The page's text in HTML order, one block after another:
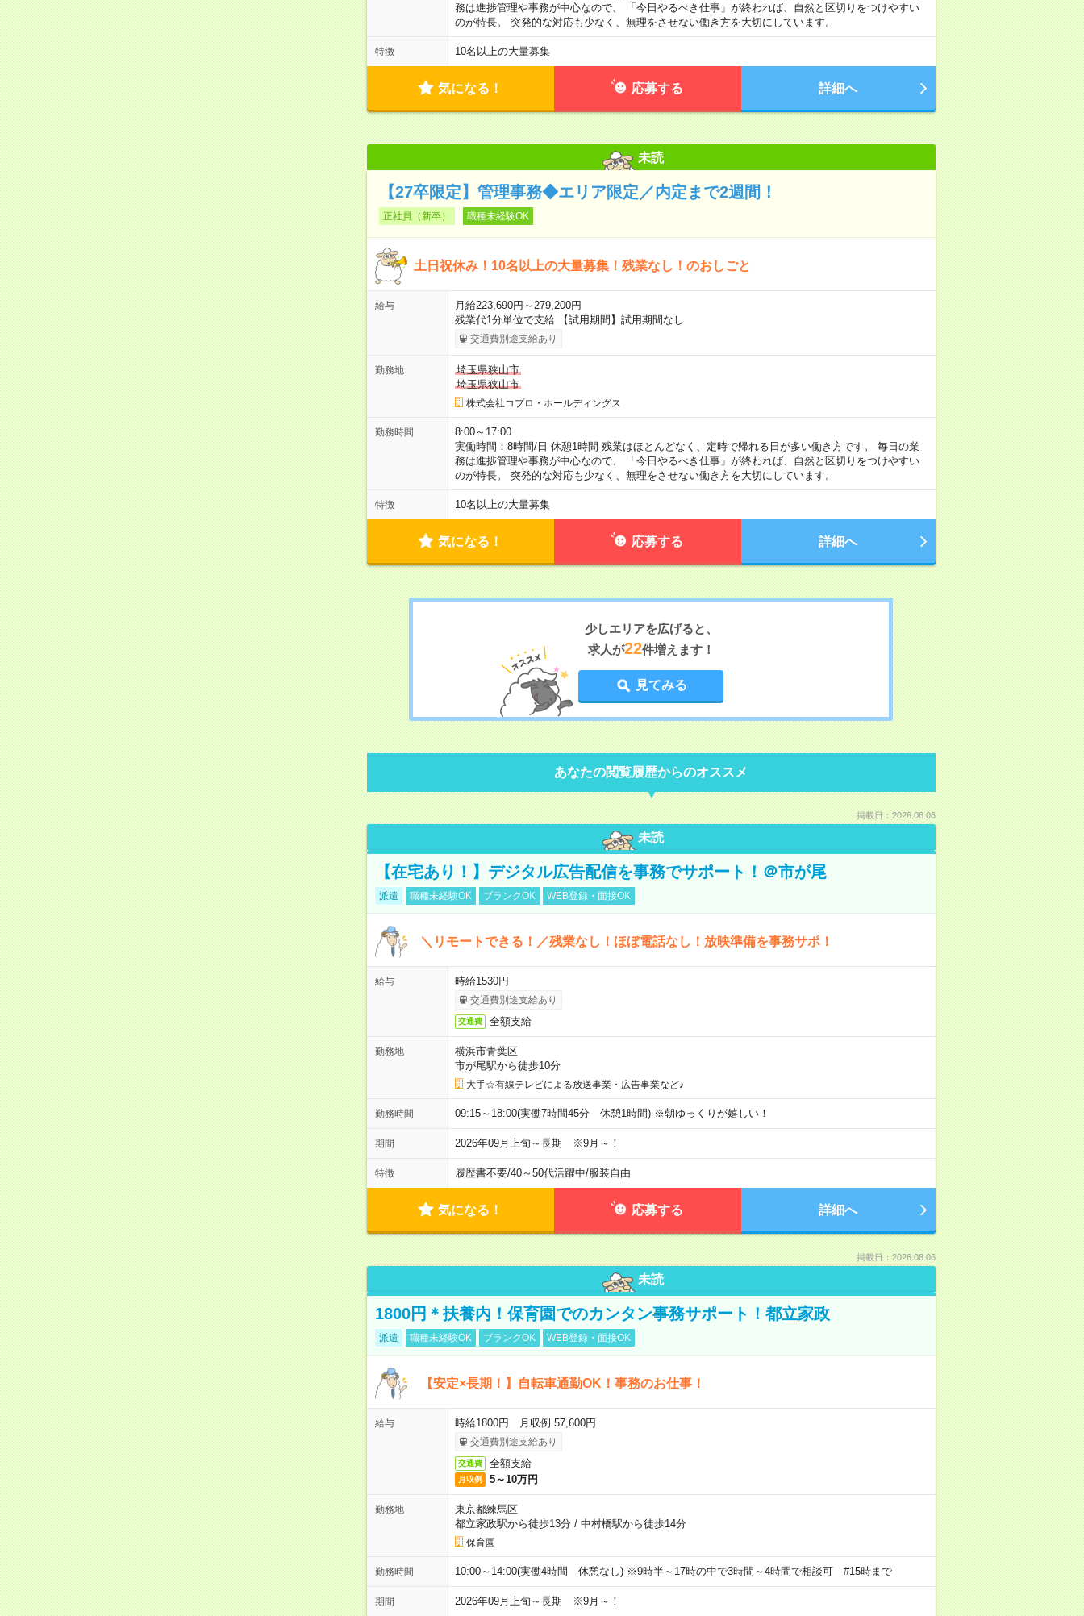
務は進捗管理や事務が中心なので、 「今日やるべき仕事」が終われば、自然と区切りをつけやすい
のが特長。 突発的な対応も少なく、無理をさせない働き方を大切にしています。
特徴 10名以上の大量募集
気になる！ 応募する 詳細へ
未読
【27卒限定】管理事務◆エリア限定／内定まで2週間！
正社員（新卒） 職種未経験OK
土日祝休み！10名以上の大量募集！残業なし！のおしごと
給与
月給223,690円～279,200円
残業代1分単位で支給 【試用期間】試用期間なし
交通費別途支給あり
勤務地
埼玉県狭山市
埼玉県狭山市
株式会社コプロ・ホールディングス
勤務時間
8:00～17:00
実働時間：8時間/日 休憩1時間 残業はほとんどなく、定時で帰れる日が多い働き方です。 毎日の業
務は進捗管理や事務が中心なので、 「今日やるべき仕事」が終われば、自然と区切りをつけやすい
のが特長。 突発的な対応も少なく、無理をさせない働き方を大切にしています。
特徴 10名以上の大量募集
気になる！ 応募する 詳細へ
少しエリアを広げると、
求人が22件増えます！
見てみる
あなたの閲覧履歴からのオススメ
掲載日：2026.08.06
未読
【在宅あり！】デジタル広告配信を事務でサポート！＠市が尾
派遣 職種未経験OK ブランクOK WEB登録・面接OK
＼リモートできる！／残業なし！ほぼ電話なし！放映準備を事務サポ！
給与 時給1530円
交通費別途支給あり
交通費 全額支給
勤務地
横浜市青葉区
市が尾駅から徒歩10分
大手☆有線テレビによる放送事業・広告事業など♪
勤務時間 09:15～18:00(実働7時間45分 休憩1時間) ※朝ゆっくりが嬉しい！
期間 2026年09月上旬～長期 ※9月～！
特徴 履歴書不要/40～50代活躍中/服装自由
気になる！ 応募する 詳細へ
掲載日：2026.08.06
未読
1800円＊扶養内！保育園でのカンタン事務サポート！都立家政
派遣 職種未経験OK ブランクOK WEB登録・面接OK
【安定×長期！】自転車通勤OK！事務のお仕事！
給与 時給1800円 月収例 57,600円
交通費別途支給あり
交通費 全額支給
月収例 5～10万円
勤務地
東京都練馬区
都立家政駅から徒歩13分/ 中村橋駅から徒歩14分
保育園
勤務時間 10:00～14:00(実働4時間 休憩なし) ※9時半～17時の中で3時間～4時間で相談可 #15時まで
期間 2026年09月上旬～長期 ※9月～！